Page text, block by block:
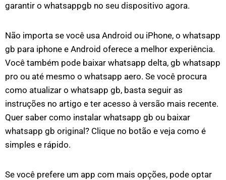
garantir o whatsappgb no seu dispositivo agora.
Não importa se você usa Android ou iPhone, o whatsapp
gb para iphone e Android oferece a melhor experiência.
Você também pode baixar whatsapp delta, gb whatsapp
pro ou até mesmo o whatsapp aero. Se você procura
como atualizar o whatsapp gb, basta seguir as
instruções no artigo e ter acesso à versão mais recente.
Quer saber como instalar whatsapp gb ou baixar
whatsapp gb original? Clique no botão e veja como é
simples e rápido.
Se você prefere um app com mais opções, pode optar